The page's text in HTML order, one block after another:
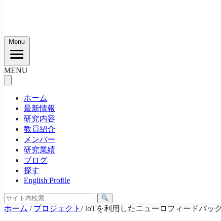
Menu
MENU
ホーム
最新情報
研究内容
教員紹介
メンバー
研究業績
ブログ
探す
English Profile
ホーム / プロジェクト / IoTを利用したニューロフィードバッ